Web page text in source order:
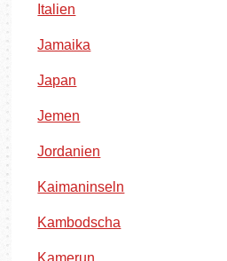
Italien
Jamaika
Japan
Jemen
Jordanien
Kaimaninseln
Kambodscha
Kamerun